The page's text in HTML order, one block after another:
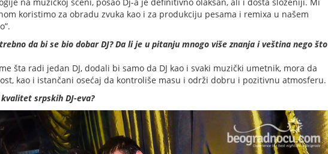
koristimo za obradu zvuka kao i za produkciju pesama i remixa u našem
da bi se bio dobar DJ? Da li je u pitanju mnogo više znanja i veština nego što
šta radi jedan DJ, dodali bi samo da DJ kao i svaki muzički umetnik, mora da
kao i istančani osećaj da kontroliše masu i održi dobru i pozitivnu atmosferu.
srpskih DJ-eva?